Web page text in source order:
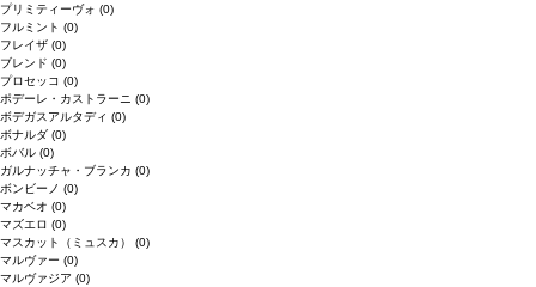
プリミティーヴォ (0)
フルミント (0)
フレイザ (0)
ブレンド (0)
プロセッコ (0)
ポデーレ・カストラーニ (0)
ボデガスアルタディ (0)
ボナルダ (0)
ボバル (0)
ガルナッチャ・ブランカ (0)
ボンビーノ (0)
マカベオ (0)
マズエロ (0)
マスカット（ミュスカ） (0)
マルヴァー (0)
マルヴァジア (0)